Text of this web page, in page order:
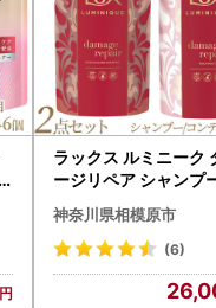
ラックス ルミニーク
ージリペア シャンプ
リートメント つめか
50g 各5個 ※着日指定
※離島への配送不可
神奈川県相模原市
(6)